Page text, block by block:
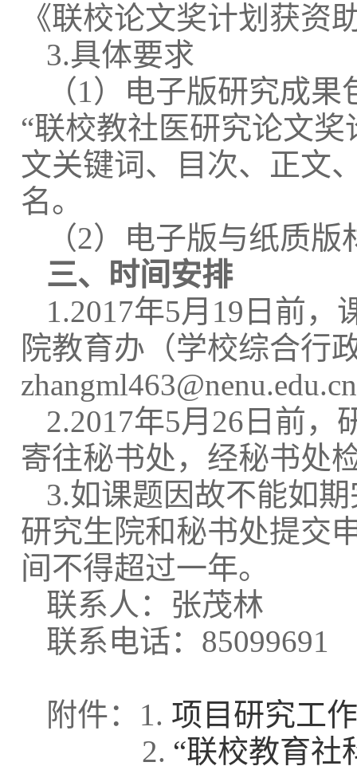
《联校论文奖计划获资
3.具体要求
（1）电子版研究成果
“联校教社医研究论文
文关键词、目次、正文
名。
（2）电子版与纸质版
三、时间安排
1.2017年5月 19 日前，
院教育办（学校综合行
zhangml463@nenu.edu.cn
2.2017年5月 26 日前，
寄往秘书处，经秘书处
3.如课题因故不能如
研究生院和秘书处提交
间不得超过一年。
联系人：张茂林
联系电话： 85099691
附件： 1. 项目研究工
2. “联校教育社